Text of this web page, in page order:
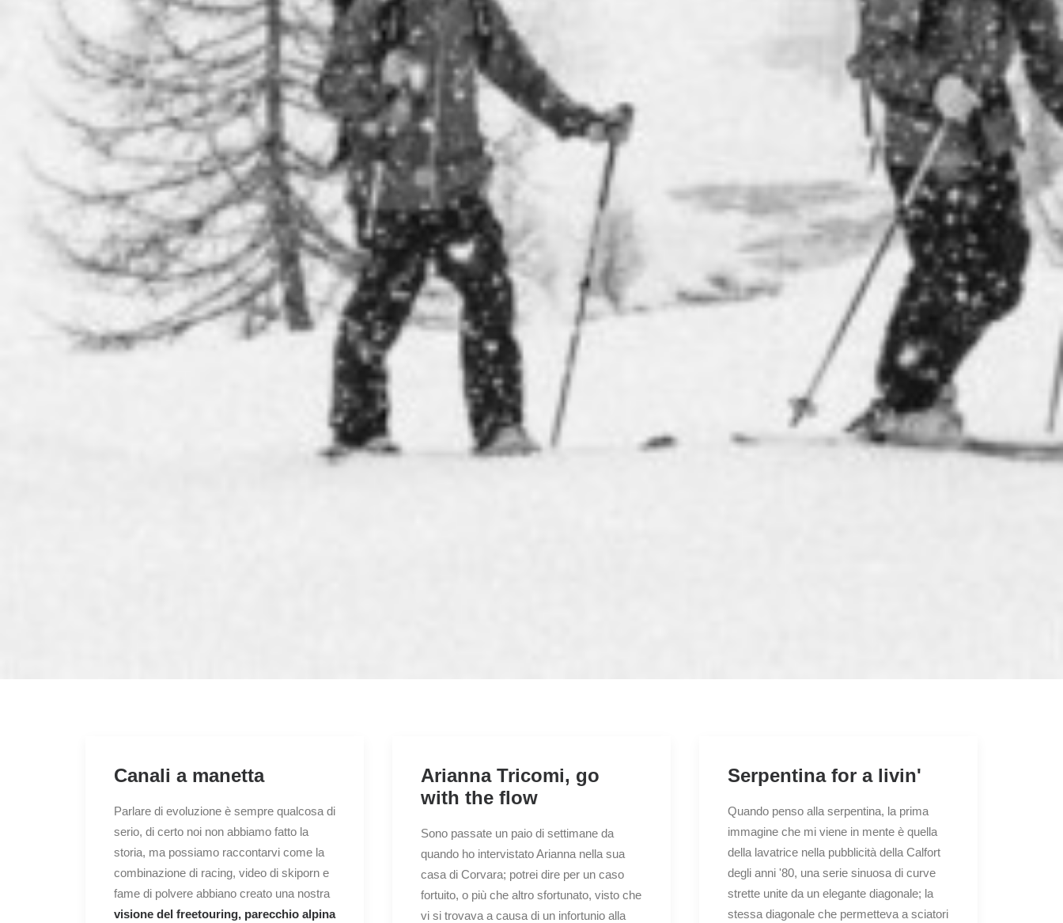
Canali a manetta
Parlare di evoluzione è sempre qualcosa di
serio, di certo noi non abbiamo fatto la
storia, ma possiamo raccontarvi come la
combinazione di racing, video di skiporn e
fame di polvere abbiano creato una nostra
visione del freetouring, parecchio alpina
Arianna Tricomi, go
with the flow
Sono passate un paio di settimane da
quando ho intervistato Arianna nella sua
casa di Corvara; potrei dire per un caso
fortuito, o più che altro sfortunato, visto che
vi si trovava a causa di un infortunio alla
Serpentina for a livin'
Quando penso alla serpentina, la prima
immagine che mi viene in mente è quella
della lavatrice nella pubblicità della Calfort
degli anni '80, una serie sinuosa di curve
strette unite da un elegante diagonale; la
stessa diagonale che permetteva a sciatori